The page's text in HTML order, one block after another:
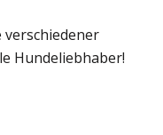
verschiedener
Hundeliebhaber!